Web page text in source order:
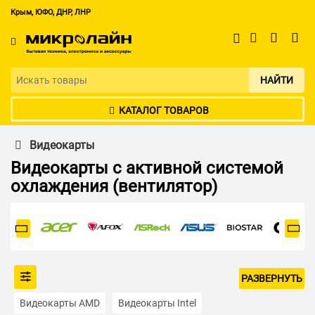
Крым, ЮФО, ДНР, ЛНР
НАЙТИ
КАТАЛОГ ТОВАРОВ
Видеокарты
Видеокарты с активной системой
охлаждения (вентилятор)
Видеокарты AMD Видеокарты Intel
РАЗВЕРНУТЬ